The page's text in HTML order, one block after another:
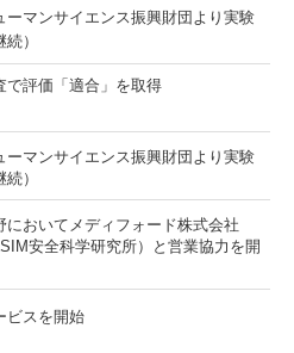
ーマンサイエンス振興財団より実験
）
で評価「適合」を取得
ーマンサイエンス振興財団より実験
）
においてメディフォード株式会社
安全科学研究所）と営業協力を開
ビスを開始